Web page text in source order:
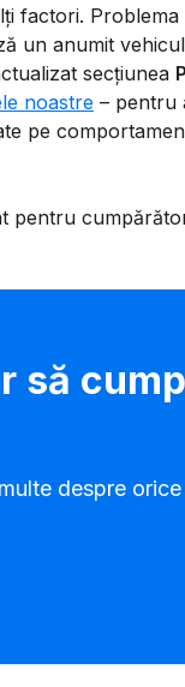
factori. Problema
un anumit
secțiunea
noastre – pentru
pe
pentru
să
despre orice